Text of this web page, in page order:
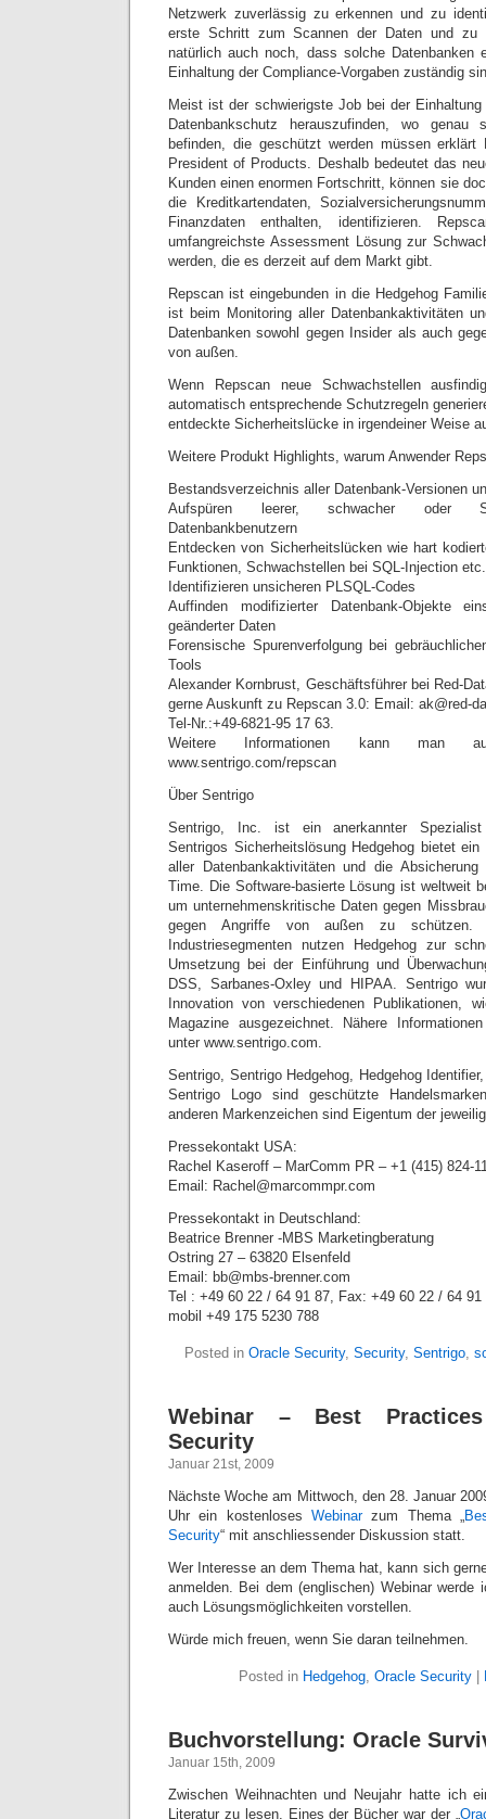
Netzwerk zuverlässig zu erkennen und zu
erste Schritt zum Scannen der Daten und zu
natürlich auch noch, dass solche Datenbanken
Einhaltung der Compliance-Vorgaben zuständig
Meist ist der schwierigste Job bei der
Datenbankschutz herauszufinden, wo
befinden, die geschützt werden müssen
President of Products. Deshalb bedeutet das
Kunden einen enormen Fortschritt, können sie
die Kreditkartendaten,
Finanzdaten enthalten, identifizieren.
umfangreichste Assessment Lösung zur
werden, die es derzeit auf dem Markt gibt.
Repscan ist eingebunden in die Hedgehog
ist beim Monitoring aller Datenbankaktivitäten
Datenbanken sowohl gegen Insider als auch
von außen.
Wenn Repscan neue Schwachstellen
automatisch entsprechende Schutzregeln
entdeckte Sicherheitslücke in irgendeiner Weise
Weitere Produkt Highlights, warum Anwender
Bestandsverzeichnis aller Datenbank-Versionen
Aufspüren leerer, schwacher oder
Datenbankbenutzern
Entdecken von Sicherheitslücken wie hart
Funktionen, Schwachstellen bei SQL-Injection etc.
Identifizieren unsicheren PLSQL-Codes
Auffinden modifizierter Datenbank-Objekte
geänderter Daten
Forensische Spurenverfolgung bei
Tools
Alexander Kornbrust, Geschäftsführer bei Red-
gerne Auskunft zu Repscan 3.0: Email: ak@red-
Tel-Nr.:+49-6821-95 17 63.
Weitere Informationen kann man
www.sentrigo.com/repscan
Über Sentrigo
Sentrigo, Inc. ist ein anerkannter Spezialist
Sentrigos Sicherheitslösung Hedgehog bietet
aller Datenbankaktivitäten und die
Time. Die Software-basierte Lösung ist weltweit
um unternehmenskritische Daten gegen
gegen Angriffe von außen zu schützen.
Industriesegmenten nutzen Hedgehog zur
Umsetzung bei der Einführung und
DSS, Sarbanes-Oxley und HIPAA. Sentrigo
Innovation von verschiedenen Publikationen,
Magazine ausgezeichnet. Nähere
unter www.sentrigo.com.
Sentrigo, Sentrigo Hedgehog, Hedgehog
Sentrigo Logo sind geschützte
anderen Markenzeichen sind Eigentum der
Pressekontakt USA:
Rachel Kaseroff – MarComm PR – +1 (415) 824-
Email: Rachel@marcommpr.com
Pressekontakt in Deutschland:
Beatrice Brenner -MBS Marketingberatung
Ostring 27 – 63820 Elsenfeld
Email: bb@mbs-brenner.com
Tel : +49 60 22 / 64 91 87, Fax: +49 60 22 / 64 91
mobil +49 175 5230 788
Posted in Oracle Security, Security, Sentrigo,
Webinar – Best
Security
Januar 21st, 2009
Nächste Woche am Mittwoch, den 28. Januar
Uhr ein kostenloses Webinarzum Thema „
Security“ mit anschliessender Diskussion statt.
Wer Interesse an dem Thema hat, kann sich
anmelden. Bei dem (englischen) Webinar werde
auch Lösungsmöglichkeiten vorstellen.
Würde mich freuen, wenn Sie daran teilnehmen.
Posted in Hedgehog, Oracle Security
Buchvorstellung: Oracle
Januar 15th, 2009
Zwischen Weihnachten und Neujahr hatte ich
Literatur zu lesen. Eines der Bücher war der „